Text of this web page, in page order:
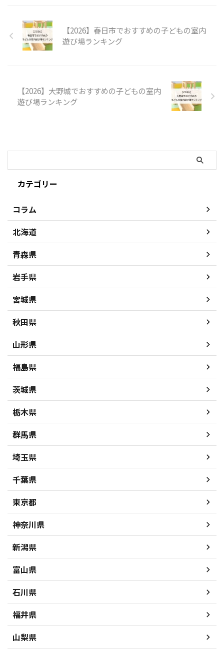
【2026】春日市でおすすめの子どもの室内
遊び場ランキング
【2026】大野城でおすすめの子どもの室内
遊び場ランキング
カテゴリー
コラム
北海道
青森県
岩手県
宮城県
秋田県
山形県
福島県
茨城県
栃木県
群馬県
埼玉県
千葉県
東京都
神奈川県
新潟県
富山県
石川県
福井県
山梨県